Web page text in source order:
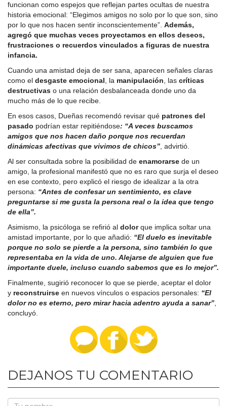
funcionan como espejos que reflejan partes ocultas de nuestra
historia emocional: “Elegimos amigos no solo por lo que son, sino
por lo que nos hacen sentir inconscientemente”. Además,
agregó que muchas veces proyectamos en ellos deseos,
frustraciones o recuerdos vinculados a figuras de nuestra
infancia.
Cuando una amistad deja de ser sana, aparecen señales claras
como el desgaste emocional, la manipulación, las críticas
destructivas o una relación desbalanceada donde uno da
mucho más de lo que recibe.
En esos casos, Dueñas recomendó revisar qué patrones del
pasado podrían estar repitiéndose: “A veces buscamos
amigos que nos hacen daño porque nos recuerdan
dinámicas afectivas que vivimos de chicos”, advirtió.
Al ser consultada sobre la posibilidad de enamorarse de un
amigo, la profesional manifestó que no es raro que surja el deseo
en ese contexto, pero explicó el riesgo de idealizar a la otra
persona: “Antes de confesar un sentimiento, es clave
preguntarse si me gusta la persona real o la idea que tengo
de ella”.
Asimismo, la psicóloga se refirió al dolorque implica soltar una
amistad importante, por lo que añadió: “El duelo es inevitable
porque no solo se pierde a la persona, sino también lo que
representaba en la vida de uno. Alejarse de alguien que fue
importante duele, incluso cuando sabemos que es lo mejor”.
Finalmente, sugirió reconocer lo que se pierde, aceptar el dolor
y reconstruirse en nuevos vínculos o espacios personales: “El
dolor no es eterno, pero mirar hacia adentro ayuda a sanar”,
concluyó.
DEJANOS TU COMENTARIO